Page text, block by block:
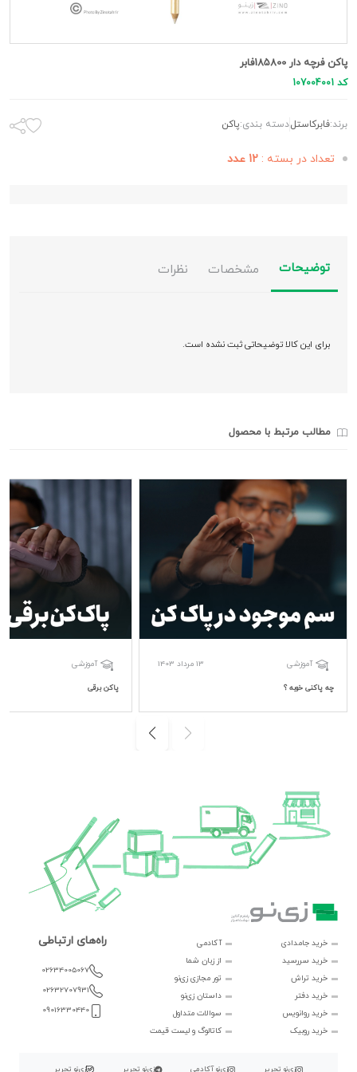
پاکن فرچه دار 185800فابر
کد 107004001
برند:فابرکاستلدسته بندی:پاکن
تعداد در بسته : 12 عدد
توضیحات مشخصات نظرات
برای این کالا توضیحاتی ثبت نشده است.
مطالب مرتبط با محصول
آموزشی 13 مرداد 1403
چه پاکنی خوبه ؟
آموزشی
پاکن برقی
خرید جامدادی
خرید سررسید
خرید تراش
خرید دفتر
خرید روانویس
خرید روبیک
آکادمی
از زبان شما
تور مجازی زی‌نو
داستان زی‌نو
سوالات متداول
کاتالوگ و لیست قیمت
راه‌های ارتباطی
02634005067
02632707931
09016330440
زی‌نو تحریر زی‌نو آکادمی زی‌نو تحریر زی‌نو تحریر